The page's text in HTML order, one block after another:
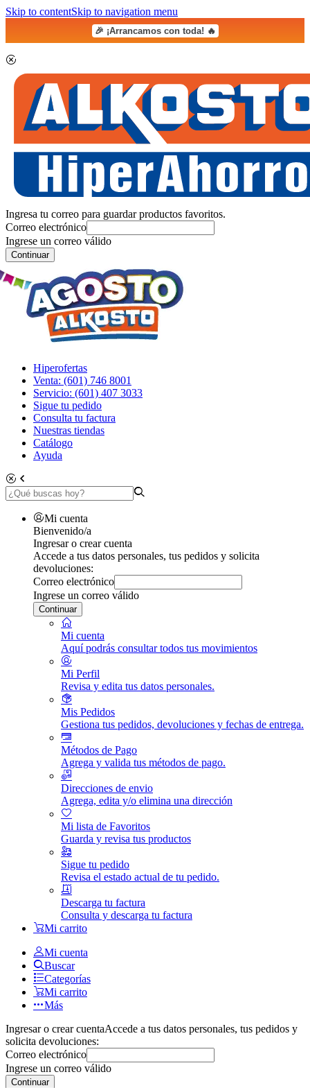
Skip to contentSkip to navigation menu
🎉 ¡Arrancamos con toda! 🔥
Ingresa tu correo para guardar productos favoritos.
Correo electrónico
Ingrese un correo válido
Continuar
Hiperofertas
Venta: (601) 746 8001
Servicio: (601) 407 3033
Sigue tu pedido
Consulta tu factura
Nuestras tiendas
Catálogo
Ayuda
Mi cuenta
Bienvenido/a
Ingresar o crear cuenta
Accede a tus datos personales, tus pedidos y solicita
devoluciones:
Correo electrónico
Ingrese un correo válido
Continuar
Mi cuenta
Aquí podrás consultar todos tus movimientos
Mi Perfil
Revisa y edita tus datos personales.
Mis Pedidos
Gestiona tus pedidos, devoluciones y fechas de entrega.
Métodos de Pago
Agrega y valida tus métodos de pago.
Direcciones de envio
Agrega, edita y/o elimina una dirección
Mi lista de Favoritos
Guarda y revisa tus productos
Sigue tu pedido
Revisa el estado actual de tu pedido.
Descarga tu factura
Consulta y descarga tu factura
Mi carrito
Mi cuenta
Buscar
Categorías
Mi carrito
Más
Ingresar o crear cuentaAccede a tus datos personales, tus pedidos y
solicita devoluciones:
Correo electrónico
Ingrese un correo válido
Continuar